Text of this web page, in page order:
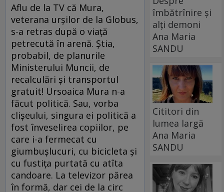
Aflu de la TV că Mura,
veterana urşilor de la Globus,
s-a retras după o viaţă
petrecută în arenă. Ştia,
probabil, de planurile
Ministerului Muncii, de
recalculări şi transportul
gratuit! Ursoaica Mura n-a
făcut politică. Sau, vorba
clişeului, singura ei politică a
fost înveselirea copiilor, pe
care i-a fermecat cu
giumbuşlucuri, cu bicicleta şi
cu fustiţa purtată cu atîta
candoare. La televizor părea
în formă, dar cei de la circ
îmbătrînire și
alți demoni
Ana Maria
SANDU
Cititori din
lumea largă
Ana Maria
SANDU